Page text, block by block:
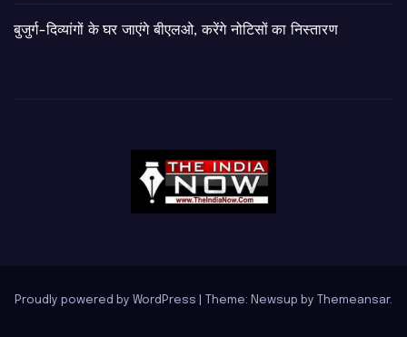
बुजुर्ग-दिव्यांगों के घर जाएंगे बीएलओ, करेंगे नोटिसों का निस्तारण
Proudly powered by WordPress Theme: Newsup by Themeansar.